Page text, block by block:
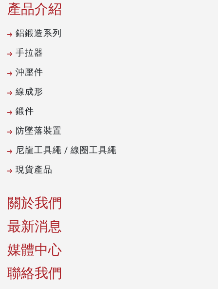
產品介紹
鋁鍛造系列
手拉器
沖壓件
線成形
鍛件
防墜落裝置
尼龍工具繩 / 線圈工具繩
現貨產品
關於我們
最新消息
媒體中心
聯絡我們